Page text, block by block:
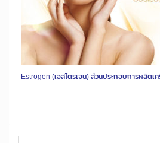
Estrogen (เอสโตรเจน) ส่วนประกอบการผลิตเ